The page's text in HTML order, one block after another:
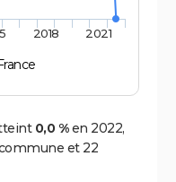
2018 2021
0,0 %en 2022,
et 22